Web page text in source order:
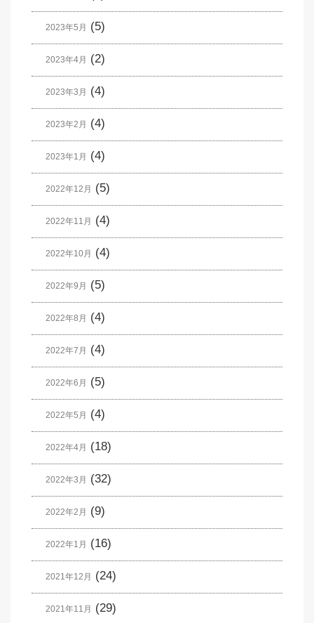
2023年5月 (5)
2023年4月 (2)
2023年3月 (4)
2023年2月 (4)
2023年1月 (4)
2022年12月 (5)
2022年11月 (4)
2022年10月 (4)
2022年9月 (5)
2022年8月 (4)
2022年7月 (4)
2022年6月 (5)
2022年5月 (4)
2022年4月 (18)
2022年3月 (32)
2022年2月 (9)
2022年1月 (16)
2021年12月 (24)
2021年11月 (29)